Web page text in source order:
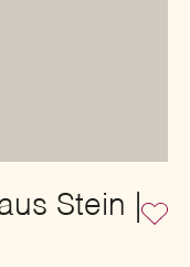
Stein |